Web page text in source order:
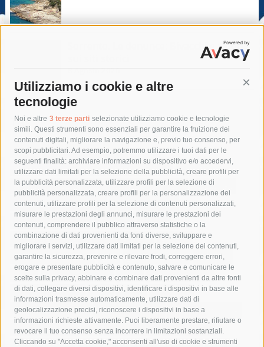
Utilizziamo i cookie e altre
tecnologie
Noi e altre 3 terze parti selezionate utilizziamo cookie e tecnologie
simili. Questi strumenti sono essenziali per garantire la fruizione dei
contenuti digitali, migliorare la navigazione e, previo tuo consenso, per
scopi pubblicitari. Ad esempio, potremmo utilizzare i tuoi dati per le
seguenti finalità: archiviare informazioni su dispositivo e/o accedervi,
utilizzare dati limitati per la selezione della pubblicità, creare profili per
la pubblicità personalizzata, utilizzare profili per la selezione di
pubblicità personalizzata, creare profili per la personalizzazione dei
contenuti, utilizzare profili per la selezione di contenuti personalizzati,
misurare le prestazioni degli annunci, misurare le prestazioni dei
contenuti, comprendere il pubblico attraverso statistiche o la
combinazione di dati provenienti da fonti diverse, sviluppare e
migliorare i servizi, utilizzare dati limitati per la selezione dei contenuti,
garantire la sicurezza, prevenire e rilevare frodi, correggere errori,
erogare e presentare pubblicità e contenuto, salvare e comunicare le
scelte sulla privacy, abbinare e combinare dati provenienti da altre fonti
di dati, collegare diversi dispositivi, identificare i dispositivi in base alle
informazioni trasmesse automaticamente, utilizzare dati di
geolocalizzazione precisi, riconoscere i dispositivi in base a
informazioni richieste attivamente. Puoi liberamente prestare, rifiutare o
revocare il tuo consenso senza incorrere in limitazioni sostanziali.
Cliccando su "Accetta cookie," acconsenti all'uso di cookie e strumenti
Sorrento. Le denunce: Bivacchi e rifiuti
8 Agosto 2026
Tag
acqua allerta meteo
anas
area marina protetta di punta campanella
arresto
Asl Napoli 3 sud
capitaneria di porto capri
carabinieri
castellammare di stabia
circumvesuviana
comune di sorrento
concerto
contagi
costiera amalfitana
covid-19 eav
elezioni
fondazione sorrento
gori guardia costiera
incidente
lavori
lorenzo balducelli mare
massa lubrense
massimo coppola
Meta napoli
ordinanza
penisola sorrentina
piano di sorrento
polizia municipale
protezione civile
Regione Campania
sant'agnello